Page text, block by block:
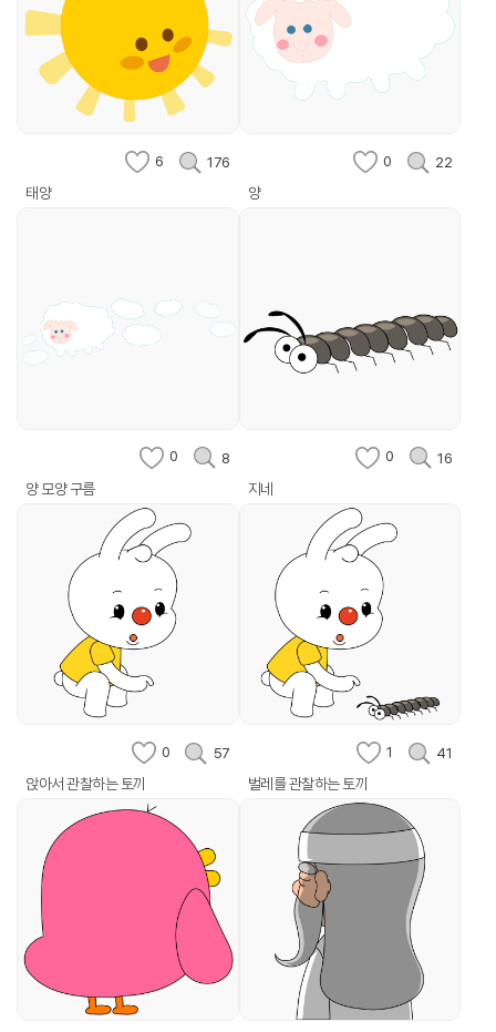
6 176
태양
0 22
양
0 8
양 모양 구름
0 16
지네
0 57
앉아서 관찰하는 토끼
1 41
벌레를 관찰하는 토끼